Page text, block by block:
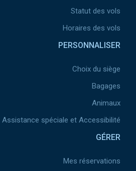
Statut des vols
Horaires des vols
PERSONNALISER
Choix du siège
Bagages
Animaux
Assistance spéciale et Accessibilité
GÉRER
Mes réservations